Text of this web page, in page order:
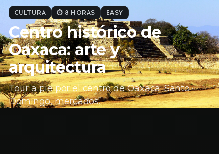
CULTURA ⏱ 8 HORAS EASY
Centro histórico de
Oaxaca: arte y
arquitectura
Tour a pie por el centro de Oaxaca: Santo
Domingo, mercados.